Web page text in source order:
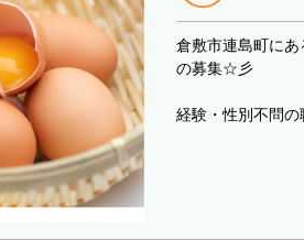
倉敷市連島町に
の募集☆彡
経験・性別不問の